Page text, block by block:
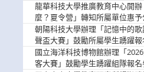
龍華科技大學推廣教育中心開
麼？夏令營」轉知所屬單位惠
明。
朝陽科技大學辦理「記憶中的
聲盃大賽」鼓勵所屬學生踴躍報
國立海洋科技博物館辦理「
客大賽」鼓勵學生踴躍組隊報名